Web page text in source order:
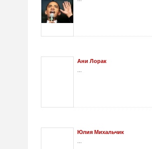
Ани Лорак
Юлия Михальчик